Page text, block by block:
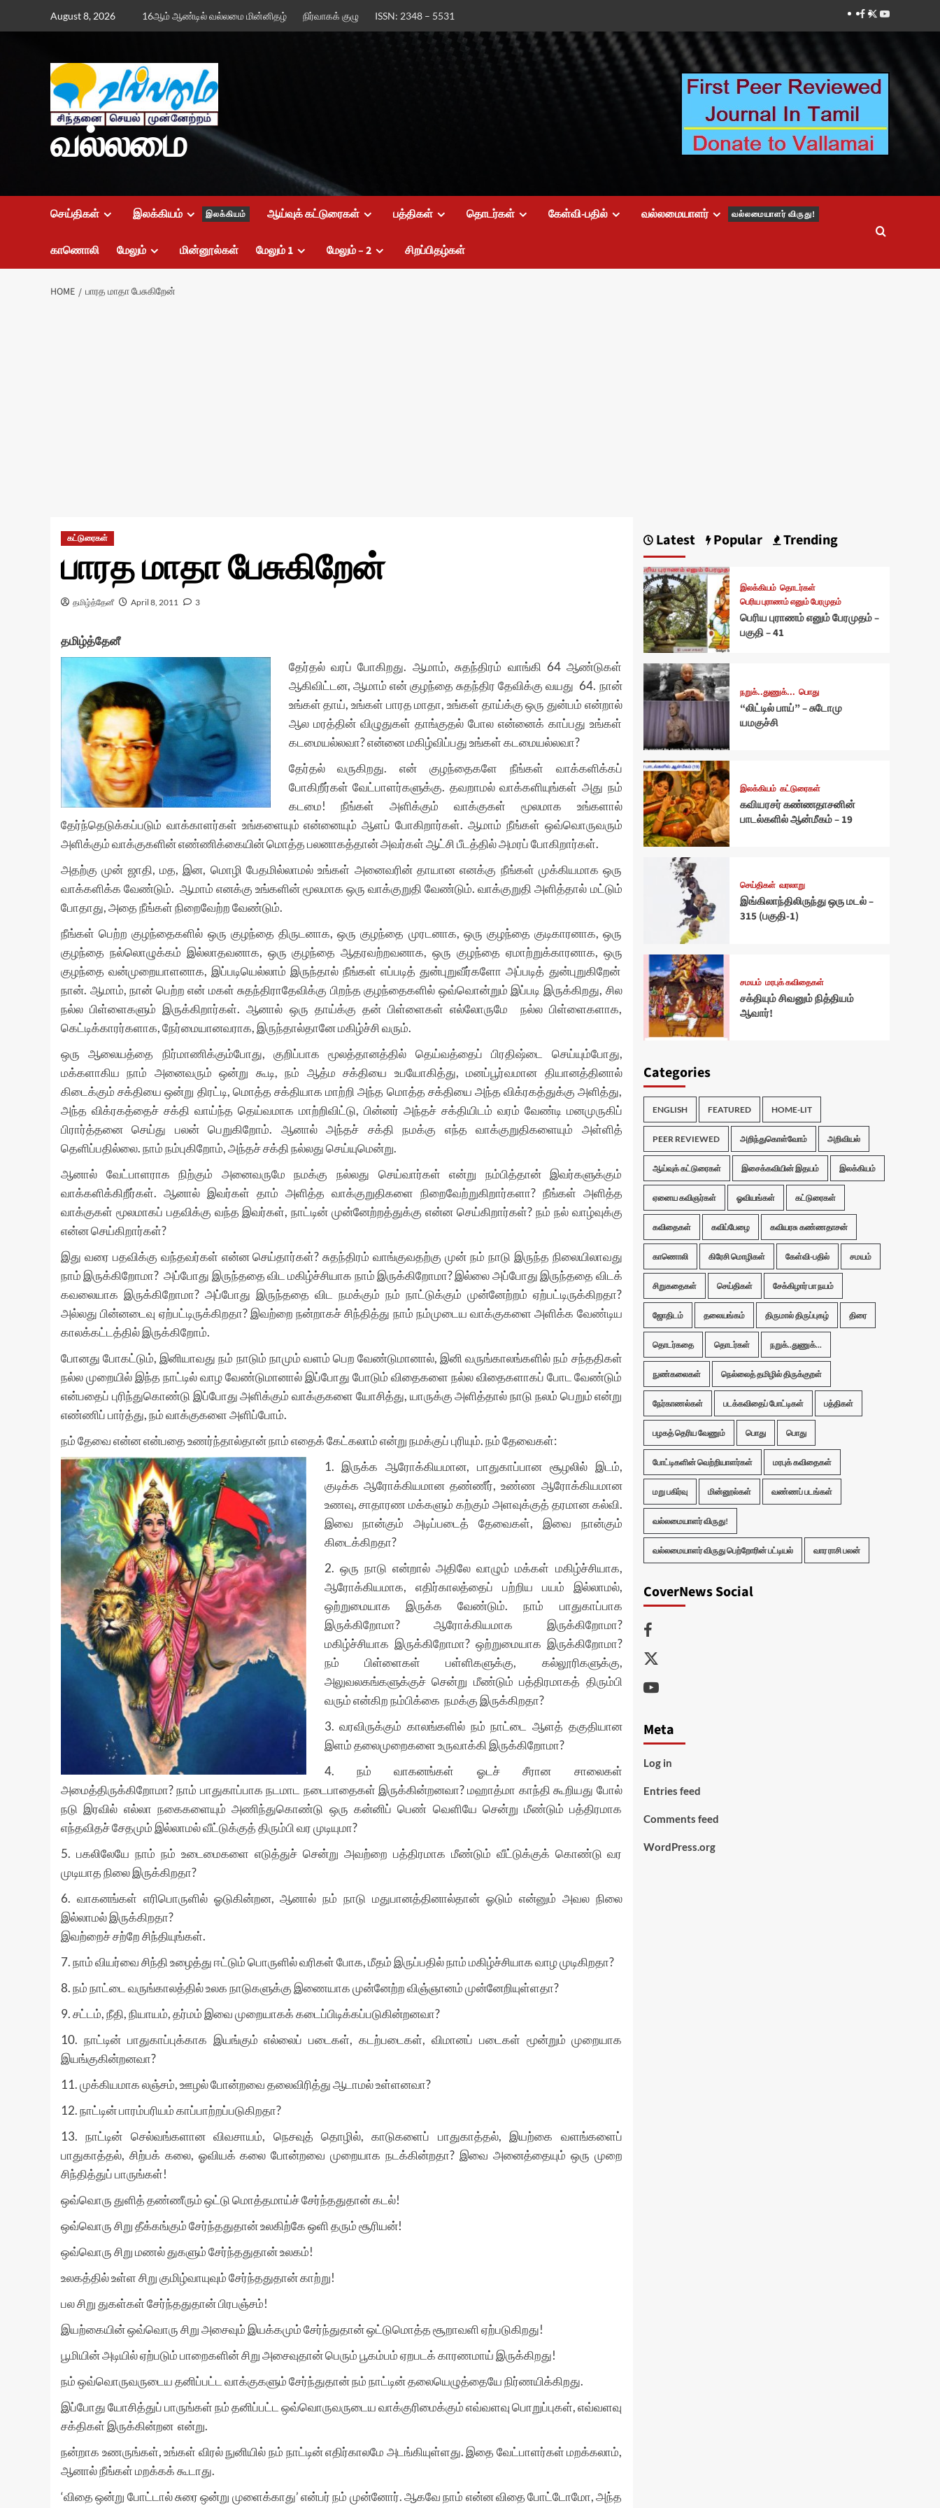
August 8, 2026 16ஆம் ஆண்டில் வல்லமை மின்னிதழ் நிர்வாகக் குழு ISSN: 2348 – 5531 Facebook
TwitterYoutube
வல்லமை
செய்திகள் இலக்கியம் இலக்கியம் ஆய்வுக் கட்டுரைகள் பத்திகள் தொடர்கள் கேள்வி-பதில் வல்லமையாளர் வல்லமையாளர் விருது!
காணொலி மேலும் மின்னூல்கள் மேலும் 1 மேலும் – 2 சிறப்பிதழ்கள்
HOME பாரத மாதா பேசுகிறேன்
கட்டுரைகள்
பாரத மாதா பேசுகிறேன்
தமிழ்த்தேனீ April 8, 2011 3
தமிழ்த்தேனீ
தேர்தல் வரப் போகிறது. ஆமாம், சுதந்திரம் வாங்கி 64 ஆண்டுகள்
ஆகிவிட்டன, ஆமாம் என் குழந்தை சுதந்திர தேவிக்கு வயது 64. நான்
உங்கள் தாய், உங்கள் பாரத மாதா, உங்கள் தாய்க்கு ஒரு துன்பம் என்றால்
ஆல மரத்தின் விழுதுகள் தாங்குதல் போல என்னைக் காப்பது உங்கள்
கடமையல்லவா? என்னை மகிழ்விப்பது உங்கள் கடமையல்லவா?
தேர்தல் வருகிறது. என் குழந்தைகளே நீங்கள் வாக்களிக்கப்
போகிறீர்கள் வேட்பாளர்களுக்கு. தவறாமல் வாக்களியுங்கள் அது நம்
கடமை! நீங்கள் அளிக்கும் வாக்குகள் மூலமாக உங்களால்
தேர்ந்தெடுக்கப்படும் வாக்காளர்கள் உங்களையும் என்னையும் ஆளப் போகிறார்கள். ஆமாம் நீங்கள் ஒவ்வொருவரும்
அளிக்கும் வாக்குகளின் எண்ணிக்கையின் மொத்த பலனாகத்தான் அவர்கள் ஆட்சி பீடத்தில் அமரப் போகிறார்கள்.
அதற்கு முன் ஜாதி, மத, இன, மொழி பேதமில்லாமல் உங்கள் அனைவரின் தாயான எனக்கு நீங்கள் முக்கியமாக ஒரு
வாக்களிக்க வேண்டும். ஆமாம் எனக்கு உங்களின் மூலமாக ஒரு வாக்குறுதி வேண்டும். வாக்குறுதி அளித்தால் மட்டும்
போதாது, அதை நீங்கள் நிறைவேற்ற வேண்டும்.
நீங்கள் பெற்ற குழந்தைகளில் ஒரு குழந்தை திருடனாக, ஒரு குழந்தை முரடனாக, ஒரு குழந்தை குடிகாரனாக, ஒரு
குழந்தை நல்லொழுக்கம் இல்லாதவனாக, ஒரு குழந்தை ஆதரவற்றவனாக, ஒரு குழந்தை ஏமாற்றுக்காரனாக, ஒரு
குழந்தை வன்முறையாளனாக, இப்படியெல்லாம் இருந்தால் நீங்கள் எப்படித் துன்புறுவீர்களோ அப்படித் துன்புறுகிறேன்
நான். ஆமாம், நான் பெற்ற என் மகள் சுதந்திராதேவிக்கு பிறந்த குழந்தைகளில் ஒவ்வொன்றும் இப்படி இருக்கிறது, சில
நல்ல பிள்ளைகளும் இருக்கிறார்கள். ஆனால் ஒரு தாய்க்கு தன் பிள்ளைகள் எல்லோருமே நல்ல பிள்ளைகளாக,
கெட்டிக்காரர்களாக, நேர்மையானவராக, இருந்தால்தானே மகிழ்ச்சி வரும்.
ஒரு ஆலையத்தை நிர்மாணிக்கும்போது, குறிப்பாக மூலத்தானத்தில் தெய்வத்தைப் பிரதிஷ்டை செய்யும்போது,
மக்களாகிய நாம் அனைவரும் ஒன்று கூடி, நம் ஆத்ம சக்தியை உபயோகித்து, மனப்பூர்வமான தியானத்தினால்
கிடைக்கும் சக்தியை ஒன்று திரட்டி, மொத்த சக்தியாக மாற்றி அந்த மொத்த சக்தியை அந்த விக்ரகத்துக்கு அளித்து,
அந்த விக்ரகத்தைச் சக்தி வாய்ந்த தெய்வமாக மாற்றிவிட்டு, பின்னர் அந்தச் சக்தியிடம் வரம் வேண்டி மனமுருகிப்
பிரார்த்தனை செய்து பலன் பெறுகிறோம். ஆனால் அந்தச் சக்தி நமக்கு எந்த வாக்குறுதிகளையும் அள்ளித்
தெளிப்பதில்லை. நாம் நம்புகிறோம், அந்தச் சக்தி நல்லது செய்யுமென்று.
ஆனால் வேட்பாளராக நிற்கும் அனைவருமே நமக்கு நல்லது செய்வார்கள் என்று நம்பித்தான் இவர்களுக்கும்
வாக்களிக்கிறீர்கள். ஆனால் இவர்கள் தாம் அளித்த வாக்குறுதிகளை நிறைவேற்றுகிறார்களா? நீங்கள் அளித்த
வாக்குகள் மூலமாகப் பதவிக்கு வந்த இவர்கள், நாட்டின் முன்னேற்றத்துக்கு என்ன செய்கிறார்கள்? நம் நல் வாழ்வுக்கு
என்ன செய்கிறார்கள்?
இது வரை பதவிக்கு வந்தவர்கள் என்ன செய்தார்கள்? சுதந்திரம் வாங்குவதற்கு முன் நம் நாடு இருந்த நிலையிலாவது
நாம் இருக்கிறோமா? அப்போது இருந்ததை விட மகிழ்ச்சியாக நாம் இருக்கிறோமா? இல்லை அப்போது இருந்ததை விடக்
கவலையாக இருக்கிறோமா? அப்போது இருந்ததை விட நமக்கும் நம் நாட்டுக்கும் முன்னேற்றம் ஏற்பட்டிருக்கிறதா?
அல்லது பின்னடைவு ஏற்பட்டிருக்கிறதா? இவற்றை நன்றாகச் சிந்தித்து நாம் நம்முடைய வாக்குகளை அளிக்க வேண்டிய
காலக்கட்டத்தில் இருக்கிறோம்.
போனது போகட்டும், இனியாவது நம் நாடும் நாமும் வளம் பெற வேண்டுமானால், இனி வருங்காலங்களில் நம் சந்ததிகள்
நல்ல முறையில் இந்த நாட்டில் வாழ வேண்டுமானால் இப்போது போடும் விதைகளை நல்ல விதைகளாகப் போட வேண்டும்
என்பதைப் புரிந்துகொண்டு இப்போது அளிக்கும் வாக்குகளை யோசித்து, யாருக்கு அளித்தால் நாடு நலம் பெறும் என்று
எண்ணிப் பார்த்து, நம் வாக்குகளை அளிப்போம்.
நம் தேவை என்ன என்பதை உணர்ந்தால்தான் நாம் எதைக் கேட்கலாம் என்று நமக்குப் புரியும். நம் தேவைகள்:
1. இருக்க ஆரோக்கியமான, பாதுகாப்பான சூழலில் இடம்,
குடிக்க ஆரோக்கியமான தண்ணீர், உண்ண ஆரோக்கியமான
உணவு, சாதாரண மக்களும் கற்கும் அளவுக்குத் தரமான கல்வி.
இவை நான்கும் அடிப்படைத் தேவைகள், இவை நான்கும்
கிடைக்கிறதா?
2. ஒரு நாடு என்றால் அதிலே வாழும் மக்கள் மகிழ்ச்சியாக,
ஆரோக்கியமாக, எதிர்காலத்தைப் பற்றிய பயம் இல்லாமல்,
ஒற்றுமையாக இருக்க வேண்டும். நாம் பாதுகாப்பாக
இருக்கிறோமா? ஆரோக்கியமாக இருக்கிறோமா?
மகிழ்ச்சியாக இருக்கிறோமா? ஒற்றுமையாக இருக்கிறோமா?
நம் பிள்ளைகள் பள்ளிகளுக்கு, கல்லூரிகளுக்கு,
அலுவலகங்களுக்குச் சென்று மீண்டும் பத்திரமாகத் திரும்பி
வரும் என்கிற நம்பிக்கை நமக்கு இருக்கிறதா?
3. வரவிருக்கும் காலங்களில் நம் நாட்டை ஆளத் தகுதியான
இளம் தலைமுறைகளை உருவாக்கி இருக்கிறோமா?
4. நம் வாகனங்கள் ஓடச் சீரான சாலைகள்
அமைத்திருக்கிறோமா? நாம் பாதுகாப்பாக நடமாட நடைபாதைகள் இருக்கின்றனவா? மஹாத்மா காந்தி கூறியது போல்
நடு இரவில் எல்லா நகைகளையும் அணிந்துகொண்டு ஒரு கன்னிப் பெண் வெளியே சென்று மீண்டும் பத்திரமாக
எந்தவிதச் சேதமும் இல்லாமல் வீட்டுக்குத் திரும்பி வர முடியுமா?
5. பகலிலேயே நாம் நம் உடைமைகளை எடுத்துச் சென்று அவற்றை பத்திரமாக மீண்டும் வீட்டுக்குக் கொண்டு வர
முடியாத நிலை இருக்கிறதா?
6. வாகனங்கள் எரிபொருளில் ஓடுகின்றன, ஆனால் நம் நாடு மதுபானத்தினால்தான் ஓடும் என்னும் அவல நிலை
இல்லாமல் இருக்கிறதா?
இவற்றைச் சற்றே சிந்தியுங்கள்.
7. நாம் வியர்வை சிந்தி உழைத்து ஈட்டும் பொருளில் வரிகள் போக, மீதம் இருப்பதில் நாம் மகிழ்ச்சியாக வாழ முடிகிறதா?
8. நம் நாட்டை வருங்காலத்தில் உலக நாடுகளுக்கு இணையாக முன்னேற்ற விஞ்ஞானம் முன்னேறியுள்ளதா?
9. சட்டம், நீதி, நியாயம், தர்மம் இவை முறையாகக் கடைப்பிடிக்கப்படுகின்றனவா?
10. நாட்டின் பாதுகாப்புக்காக இயங்கும் எல்லைப் படைகள், கடற்படைகள், விமானப் படைகள் மூன்றும் முறையாக
இயங்குகின்றனவா?
11. முக்கியமாக லஞ்சம், ஊழல் போன்றவை தலைவிரித்து ஆடாமல் உள்ளனவா?
12. நாட்டின் பாரம்பரியம் காப்பாற்றப்படுகிறதா?
13. நாட்டின் செல்வங்களான விவசாயம், நெசவுத் தொழில், காடுகளைப் பாதுகாத்தல், இயற்கை வளங்களைப்
பாதுகாத்தல், சிற்பக் கலை, ஓவியக் கலை போன்றவை முறையாக நடக்கின்றதா? இவை அனைத்தையும் ஒரு முறை
சிந்தித்துப் பாருங்கள்!
ஒவ்வொரு துளித் தண்ணீரும் ஒட்டு மொத்தமாய்ச் சேர்ந்ததுதான் கடல்!
ஒவ்வொரு சிறு தீக்கங்கும் சேர்ந்ததுதான் உலகிற்கே ஒளி தரும் சூரியன்!
ஒவ்வொரு சிறு மணல் துகளும் சேர்ந்ததுதான் உலகம்!
உலகத்தில் உள்ள சிறு குமிழ்வாயுவும் சேர்ந்ததுதான் காற்று!
பல சிறு துகள்கள் சேர்ந்ததுதான் பிரபஞ்சம்!
இயற்கையின் ஒவ்வொரு சிறு அசைவும் இயக்கமும் சேர்ந்துதான் ஒட்டுமொத்த சூறாவளி ஏற்படுகிறது!
பூமியின் அடியில் ஏற்படும் பாறைகளின் சிறு அசைவுதான் பெரும் பூகம்பம் ஏறபடக் காரணமாய் இருக்கிறது!
நம் ஒவ்வொருவருடைய தனிப்பட்ட வாக்குகளும் சேர்ந்துதான் நம் நாட்டின் தலையெழுத்தையே நிர்ணயிக்கிறது.
இப்போது யோசித்துப் பாருங்கள் நம் தனிப்பட்ட ஒவ்வொருவருடைய வாக்குரிமைக்கும் எவ்வளவு பொறுப்புகள், எவ்வளவு
சக்திகள் இருக்கின்றன என்று.
நன்றாக உணருங்கள், உங்கள் விரல் நுனியில் நம் நாட்டின் எதிர்காலமே அடங்கியுள்ளது. இதை வேட்பாளர்கள் மறக்கலாம்,
ஆனால் நீங்கள் மறக்கக் கூடாது.
‘விதை ஒன்று போட்டால் சுரை ஒன்று முளைக்காது’ என்பர் நம் முன்னோர். ஆகவே நாம் என்ன விதை போட்டோமோ, அந்த
Latest Popular Trending
இலக்கியம் தொடர்கள்
பெரிய புராணம் எனும் பேரமுதம்
பெரிய புராணம் எனும் பேரமுதம் –
பகுதி – 41
நறுக்..துணுக்... பொது
“லிட்டில் பாய்” – சுடோமு
யமகுச்சி
இலக்கியம் கட்டுரைகள்
கவியரசர் கண்ணதாசனின்
பாடல்களில் ஆன்மீகம் – 19
செய்திகள் வரலாறு
இங்கிலாந்திலிருந்து ஒரு மடல் –
315 (பகுதி-1)
சமயம் மரபுக் கவிதைகள்
சக்தியும் சிவனும் நித்தியம்
ஆவார்!
Categories
ENGLISH FEATURED HOME-LIT
PEER REVIEWED அறிந்துகொள்வோம் அறிவியல்
ஆய்வுக் கட்டுரைகள் இசைக்கவியின் இதயம் இலக்கியம்
ஏனைய கவிஞர்கள் ஓவியங்கள் கட்டுரைகள்
கவிதைகள் கவிப்பேழை கவியரசு கண்ணதாசன்
காணொலி கிரேசி மொழிகள் கேள்வி-பதில் சமயம்
சிறுகதைகள் செய்திகள் சேக்கிழார் பா நயம்
ஜோதிடம் தலையங்கம் திருமால் திருப்புகழ் திரை
தொடர்கதை தொடர்கள் நறுக்..துணுக்...
நுண்கலைகள் நெல்லைத் தமிழில் திருக்குறள்
நேர்காணல்கள் படக்கவிதைப் போட்டிகள் பத்திகள்
பழகத் தெரிய வேணும் பொது பொது
போட்டிகளின் வெற்றியாளர்கள் மரபுக் கவிதைகள்
மறு பகிர்வு மின்னூல்கள் வண்ணப் படங்கள்
வல்லமையாளர் விருது!
வல்லமையாளர் விருது பெற்றோரின் பட்டியல் வார ராசி பலன்
CoverNews Social
Facebook
Twitter
Youtube
Meta
Log in
Entries feed
Comments feed
WordPress.org